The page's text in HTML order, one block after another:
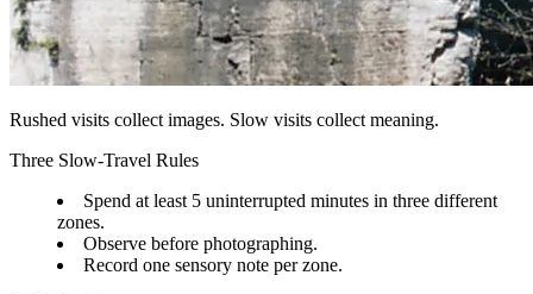
Rushed visits collect images. Slow visits collect meaning.
Three Slow-Travel Rules
Spend at least 5 uninterrupted minutes in three different
zones.
Observe before photographing.
Record one sensory note per zone.